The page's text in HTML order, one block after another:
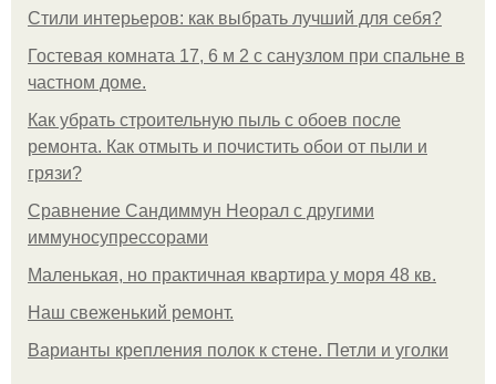
Стили интерьеров: как выбрать лучший для себя?
Гостевая комната 17, 6 м 2 с санузлом при спальне в
частном доме.
Как убрать строительную пыль с обоев после
ремонта. Как отмыть и почистить обои от пыли и
грязи?
Сравнение Сандиммун Неорал с другими
иммуносупрессорами
Маленькая, но практичная квартира у моря 48 кв.
Наш свеженький ремонт.
Варианты крепления полок к стене. Петли и уголки